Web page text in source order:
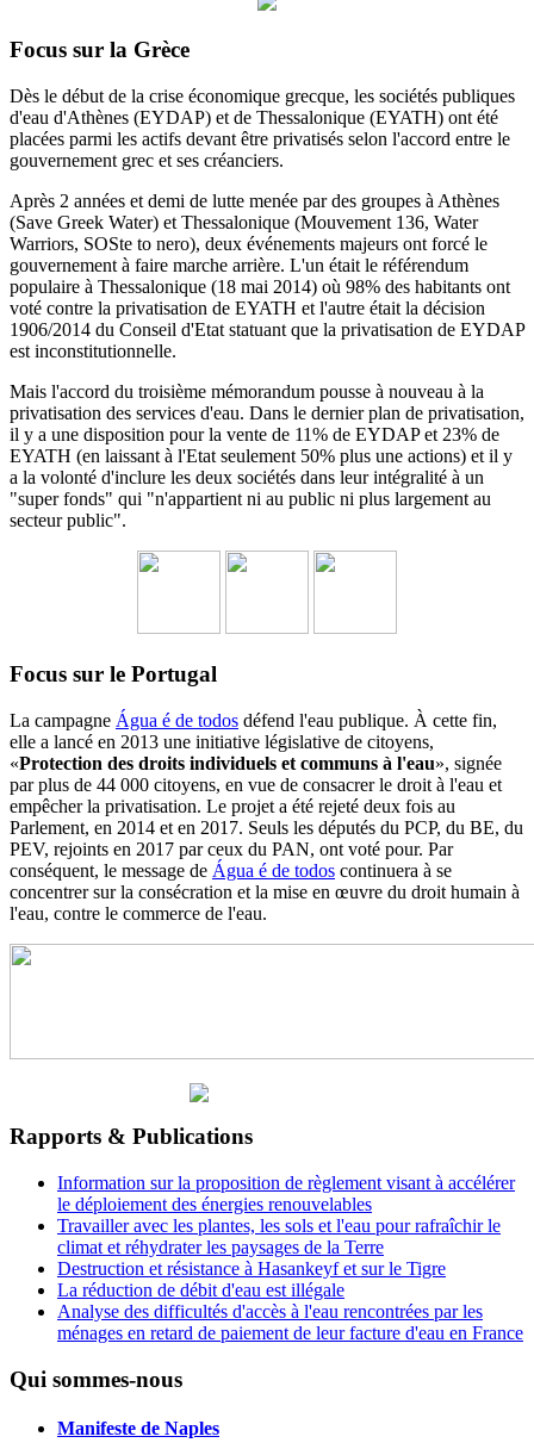
Focus sur la Grèce
Dès le début de la crise économique grecque, les sociétés publiques
d'eau d'Athènes (EYDAP) et de Thessalonique (EYATH) ont été
placées parmi les actifs devant être privatisés selon l'accord entre le
gouvernement grec et ses créanciers.
Après 2 années et demi de lutte menée par des groupes à Athènes
(Save Greek Water) et Thessalonique (Mouvement 136, Water
Warriors, SOSte to nero), deux événements majeurs ont forcé le
gouvernement à faire marche arrière. L'un était le référendum
populaire à Thessalonique (18 mai 2014) où 98% des habitants ont
voté contre la privatisation de EYATH et l'autre était la décision
1906/2014 du Conseil d'Etat statuant que la privatisation de EYDAP
est inconstitutionnelle.
Mais l'accord du troisième mémorandum pousse à nouveau à la
privatisation des services d'eau. Dans le dernier plan de privatisation,
il y a une disposition pour la vente de 11% de EYDAP et 23% de
EYATH (en laissant à l'Etat seulement 50% plus une actions) et il y
a la volonté d'inclure les deux sociétés dans leur intégralité à un
"super fonds" qui "n'appartient ni au public ni plus largement au
secteur public".
Focus sur le Portugal
La campagne Água é de todos défend l'eau publique. À cette fin,
elle a lancé en 2013 une initiative législative de citoyens,
«Protection des droits individuels et communs à l'eau», signée
par plus de 44 000 citoyens, en vue de consacrer le droit à l'eau et
empêcher la privatisation. Le projet a été rejeté deux fois au
Parlement, en 2014 et en 2017. Seuls les députés du PCP, du BE, du
PEV, rejoints en 2017 par ceux du PAN, ont voté pour. Par
conséquent, le message de Água é de todos continuera à se
concentrer sur la consécration et la mise en œuvre du droit humain à
l'eau, contre le commerce de l'eau.
Rapports & Publications
Information sur la proposition de règlement visant à accélérer
le déploiement des énergies renouvelables
Travailler avec les plantes, les sols et l'eau pour rafraîchir le
climat et réhydrater les paysages de la Terre
Destruction et résistance à Hasankeyf et sur le Tigre
La réduction de débit d'eau est illégale
Analyse des difficultés d'accès à l'eau rencontrées par les
ménages en retard de paiement de leur facture d'eau en France
Qui sommes-nous
Manifeste de Naples